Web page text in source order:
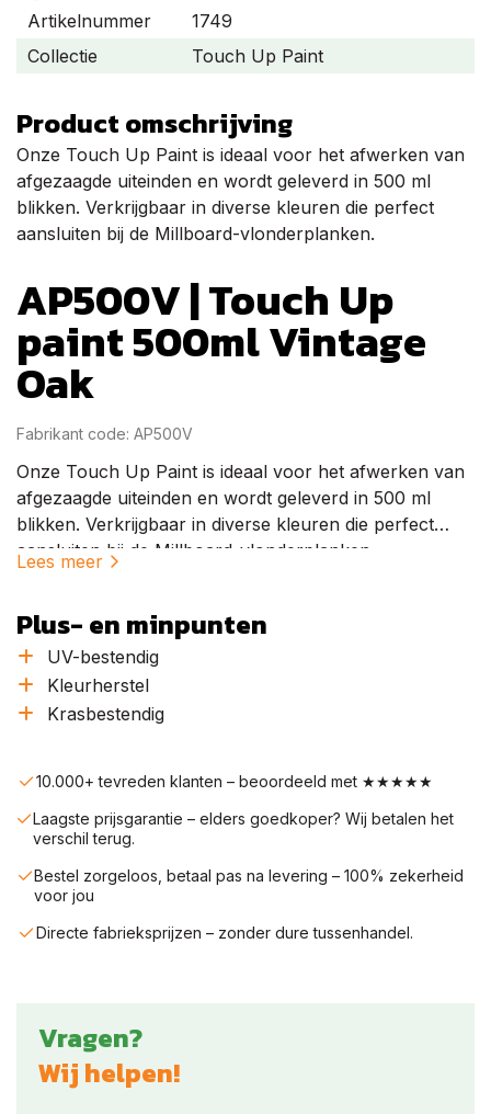
Artikelnummer
1749
Collectie
Touch Up Paint
Product omschrijving
Onze Touch Up Paint is ideaal voor het afwerken van
afgezaagde uiteinden en wordt geleverd in 500 ml
blikken. Verkrijgbaar in diverse kleuren die perfect
aansluiten bij de Millboard-vlonderplanken.
AP500V | Touch Up
paint 500ml Vintage
Oak
Fabrikant code: AP500V
Onze Touch Up Paint is ideaal voor het afwerken van
afgezaagde uiteinden en wordt geleverd in 500 ml
blikken. Verkrijgbaar in diverse kleuren die perfect
aansluiten bij de Millboard-vlonderplanken.
Lees meer
Plus- en minpunten
UV-bestendig
Kleurherstel
Krasbestendig
10.000+ tevreden klanten – beoordeeld met ★★★★★
Laagste prijsgarantie – elders goedkoper? Wij betalen het
verschil terug.
Bestel zorgeloos, betaal pas na levering – 100% zekerheid
voor jou
Directe fabrieksprijzen – zonder dure tussenhandel.
Vragen?
Wij helpen!